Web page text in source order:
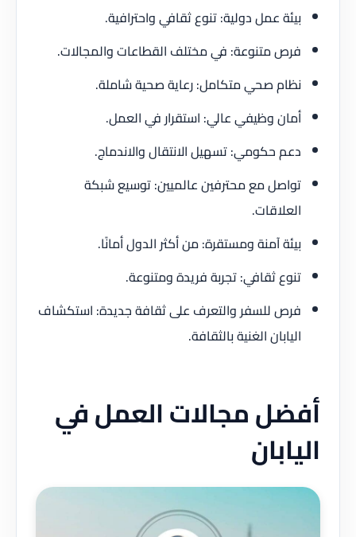
بيئة عمل دولية: تنوع ثقافي واحترافية.
فرص متنوعة: في مختلف القطاعات والمجالات.
نظام صحي متكامل: رعاية صحية شاملة.
أمان وظيفي عالي: استقرار في العمل.
دعم حكومي: تسهيل الانتقال والاندماج.
تواصل مع محترفين عالميين: توسيع شبكة
العلاقات.
بيئة آمنة ومستقرة: من أكثر الدول أمانًا.
تنوع ثقافي: تجربة فريدة ومتنوعة.
فرص للسفر والتعرف على ثقافة جديدة: استكشاف
اليابان الغنية بالثقافة.
أفضل مجالات العمل في
اليابان